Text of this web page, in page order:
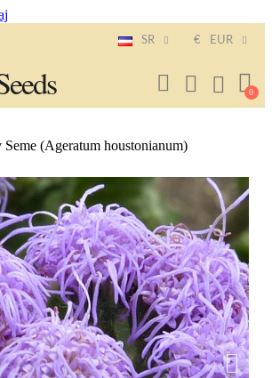
SR € EUR
(Ageratum houstonianum)